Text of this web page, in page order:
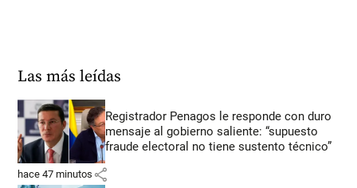
Las más leídas
Registrador Penagos le responde con duro
mensaje al gobierno saliente: “supuesto
fraude electoral no tiene sustento técnico”
hace 47 minutos share